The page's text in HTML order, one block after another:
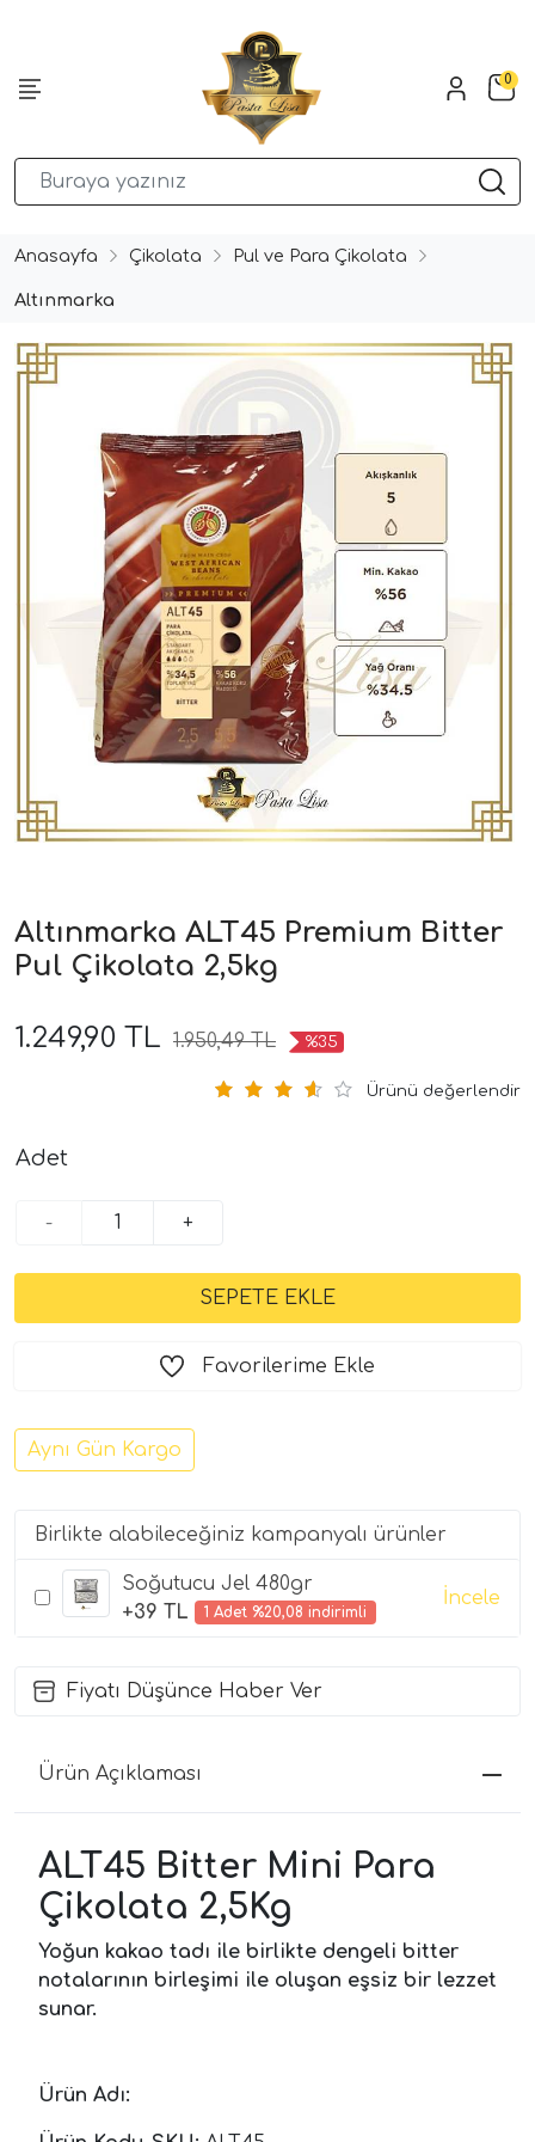
0
Anasayfa Çikolata Pul ve Para Çikolata
Altınmarka
Altınmarka ALT45 Premium Bitter
Pul Çikolata 2,5kg
1.249,90 TL 1.950,49 TL %35
Ürünü değerlendir
Adet
- +
Favorilerime Ekle
Aynı Gün Kargo
Birlikte alabileceğiniz kampanyalı ürünler
Soğutucu Jel 480gr
+39 TL
1 Adet %20,08 indirimli
İncele
Fiyatı Düşünce Haber Ver
Ürün Açıklaması
ALT45 Bitter Mini Para
Çikolata 2,5Kg
Yoğun kakao tadı ile birlikte dengeli bitter
notalarının birleşimi ile oluşan eşsiz bir lezzet
sunar.
Ürün Adı: